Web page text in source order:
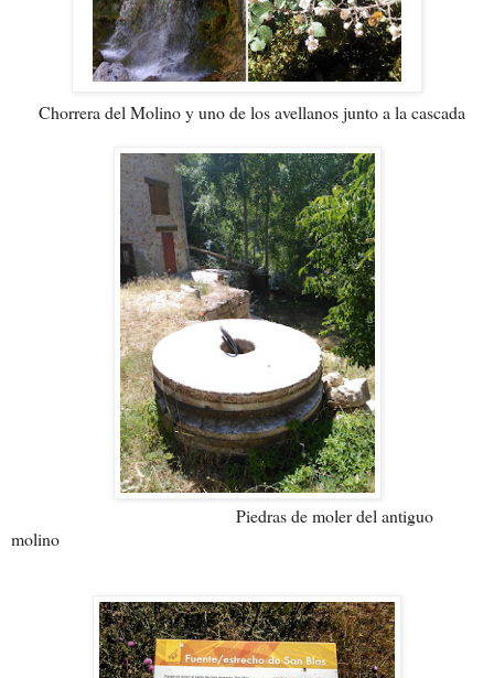
Chorrera del Molino y uno de los avellanos junto a la cascada
Piedras de moler del antiguo
molino